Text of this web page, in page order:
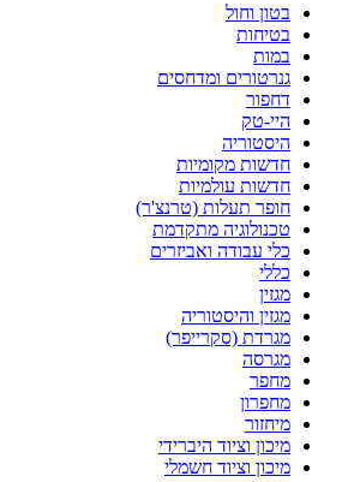
בטון וחול
בטיחות
במות
גנרטורים ומדחסים
דחפור
היי-טק
היסטוריה
חדשות מקומיות
חדשות עולמיות
חופר תעלות (טרנצ'ר)
טכנולוגיה מתקדמת
כלי עבודה ואביזרים
כללי
מגזין
מגזין והיסטוריה
מגרדת (סקרייפר)
מגרסה
מחפר
מחפרון
מיחזור
מיכון וציוד היברידי
מיכון וציוד חשמלי